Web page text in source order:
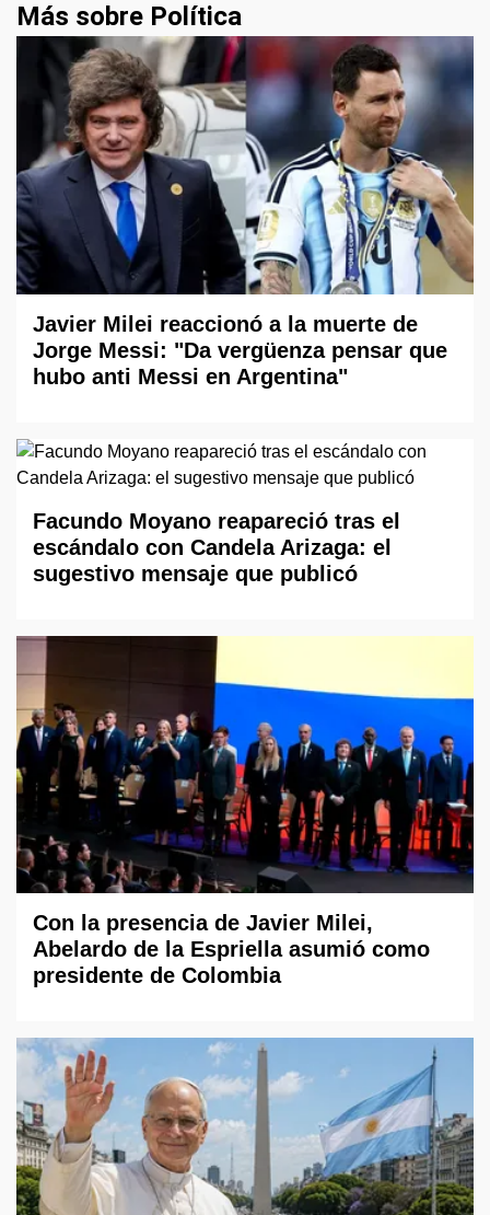
Más sobre Política
Javier Milei reaccionó a la muerte de
Jorge Messi: "Da vergüenza pensar que
hubo anti Messi en Argentina"
Facundo Moyano reapareció tras el
escándalo con Candela Arizaga: el
sugestivo mensaje que publicó
Con la presencia de Javier Milei,
Abelardo de la Espriella asumió como
presidente de Colombia